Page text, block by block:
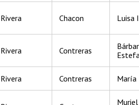
Rivera Chacon Luisa
Rivera Contreras
Rivera Contreras María
Muriel